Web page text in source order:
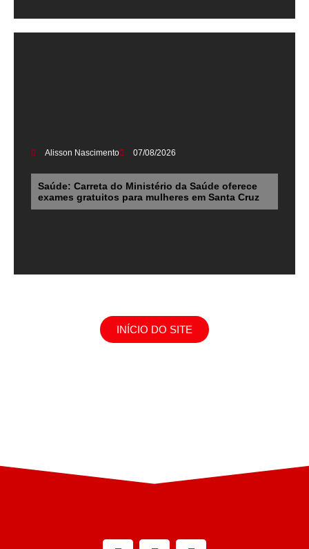
Alisson Nascimento 07/08/2026
Saúde: Carreta do Ministério da Saúde oferece
exames gratuitos para mulheres em Santa Cruz
INÍCIO DO SITE